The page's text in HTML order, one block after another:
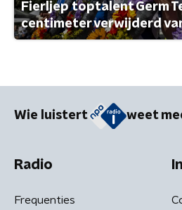
Fierljep toptalent Germ
centimeter verwijderd
Wie luistert weet
Radio
Frequenties